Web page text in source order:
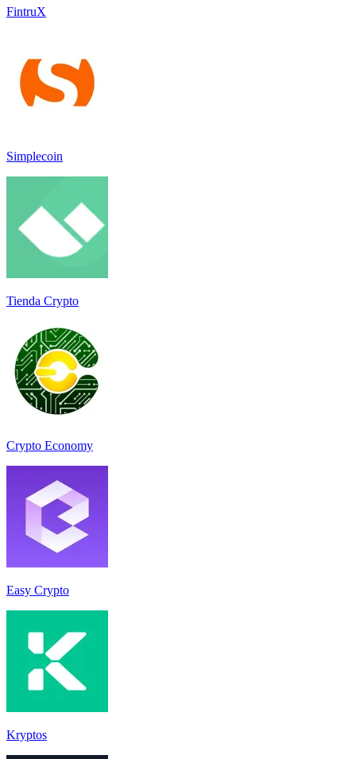
FintruX
Simplecoin
Tienda Crypto
Crypto Economy
Easy Crypto
Kryptos